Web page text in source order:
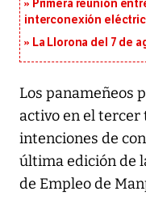
Primera reunión
interconexión
La Llorona del 7 de
Los panameñeos
activo en el
intenciones de
última edición de
de Empleo de